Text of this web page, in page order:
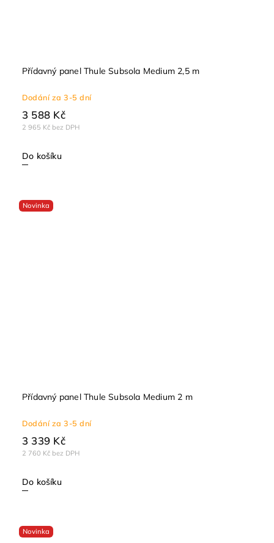
Přídavný panel Thule Subsola Medium 2,5 m
Dodání za 3-5 dní
2 965 Kč bez DPH
3 588 Kč
Do košíku
Novinka
Přídavný panel Thule Subsola Medium 2 m
Dodání za 3-5 dní
2 760 Kč bez DPH
3 339 Kč
Do košíku
Novinka